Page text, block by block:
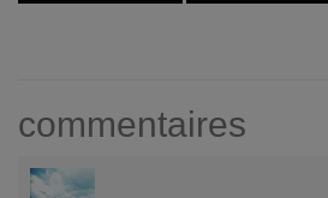
commentaires